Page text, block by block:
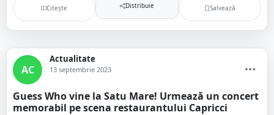
Citește Distribuie Salvează
AC
Actualitate
13 septembrie 2023
Guess Who vine la Satu Mare! Urmează un concert
memorabil pe scena restaurantului Capricci